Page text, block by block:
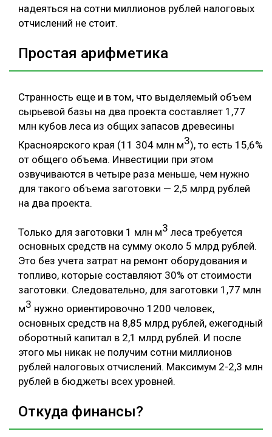
надеяться на сотни миллионов рублей налоговых
отчислений не стоит.
Простая арифметика
Странность еще и в том, что выделяемый объем
сырьевой базы на два проекта составляет 1,77
млн кубов леса из общих запасов древесины
Красноярского края (11 304 млн м3), то есть 15,6%
от общего объема. Инвестиции при этом
озвучиваются в четыре раза меньше, чем нужно
для такого объема заготовки — 2,5 млрд рублей
на два проекта.
Только для заготовки 1 млн м3 леса требуется
основных средств на сумму около 5 млрд рублей.
Это без учета затрат на ремонт оборудования и
топливо, которые составляют 30% от стоимости
заготовки. Следовательно, для заготовки 1,77 млн
м3 нужно ориентировочно 1200 человек,
основных средств на 8,85 млрд рублей, ежегодный
оборотный капитал в 2,1 млрд рублей. И после
этого мы никак не получим сотни миллионов
рублей налоговых отчислений. Максимум 2-2,3 млн
рублей в бюджеты всех уровней.
Откуда финансы?